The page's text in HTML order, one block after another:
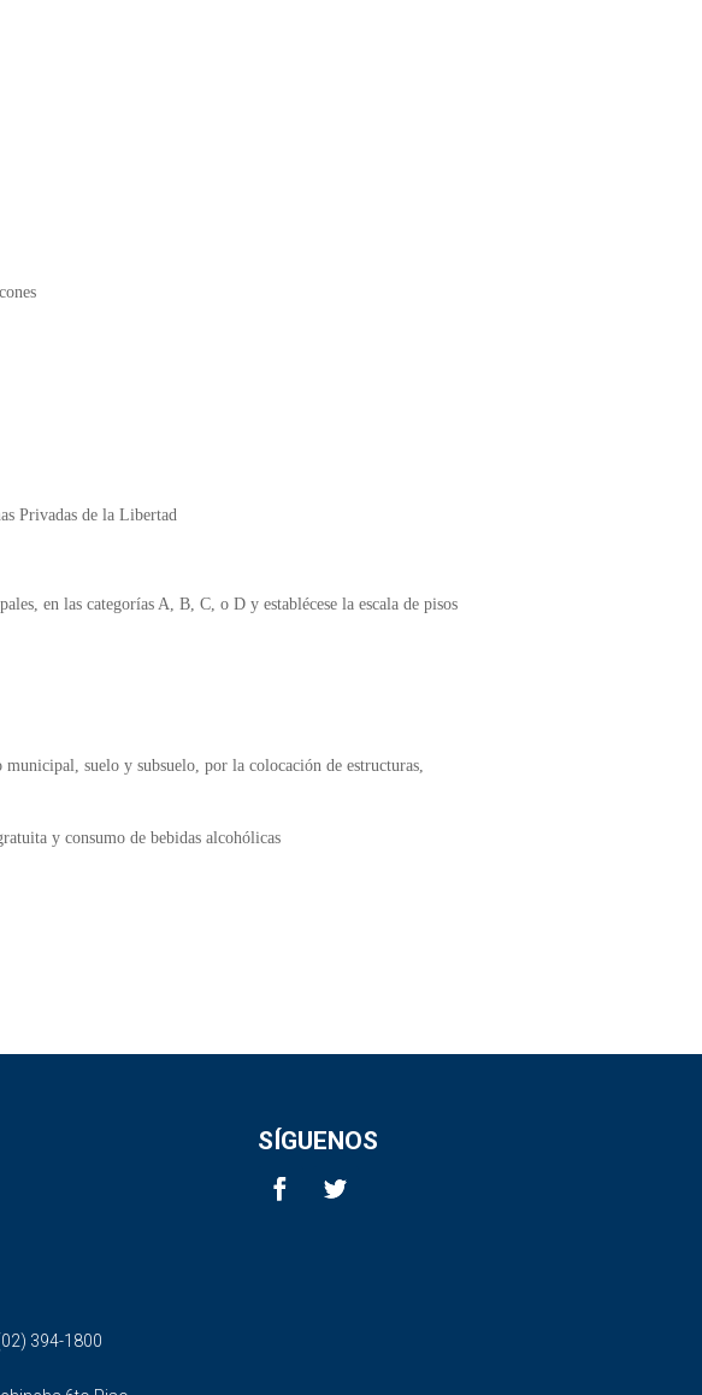
Privadas de la Libertad
en las categorías A, B, C, o D y establécese la escala de pisos
suelo y subsuelo, por la colocación de estructuras,
y consumo de bebidas alcohólicas
SÍGUENOS
394-1800